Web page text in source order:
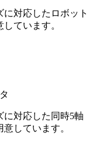
対応したロボット
ています。
に対応した同時5軸
しています。